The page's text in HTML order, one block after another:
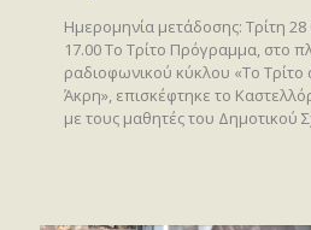
Ημερομηνία μετάδοσης: Τρίτη
17.00 Το Τρίτο Πρόγραμμα, στο
ραδιοφωνικού κύκλου «Το
Άκρη», επισκέφτηκε το
με τους μαθητές του Δημοτικού